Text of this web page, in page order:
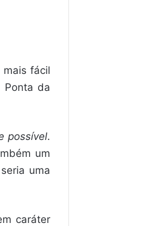
fácil
Ponta da
possível.
um
uma
caráter